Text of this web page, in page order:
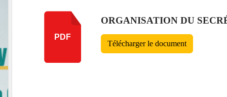
PDF
ORGANISATION DU
Télécharger le document